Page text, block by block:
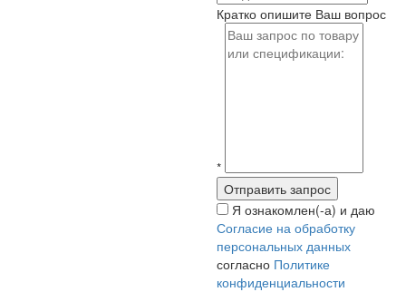
Кратко опишите Ваш вопрос
*
Я ознакомлен(-а) и даю
Согласие на обработку
персональных данных
согласно Политике
конфиденциальности